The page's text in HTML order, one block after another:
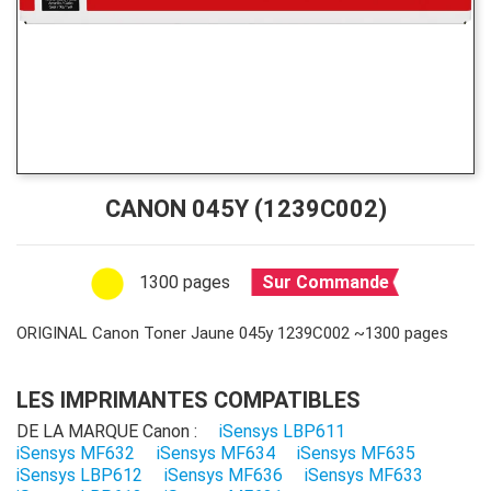
CANON 045Y (1239C002)
1300 pages Sur Commande
ORIGINAL Canon Toner Jaune 045y 1239C002 ~1300 pages
LES IMPRIMANTES COMPATIBLES
DE LA MARQUE Canon :
iSensys LBP611
iSensys MF632
iSensys MF634
iSensys MF635
iSensys LBP612
iSensys MF636
iSensys MF633